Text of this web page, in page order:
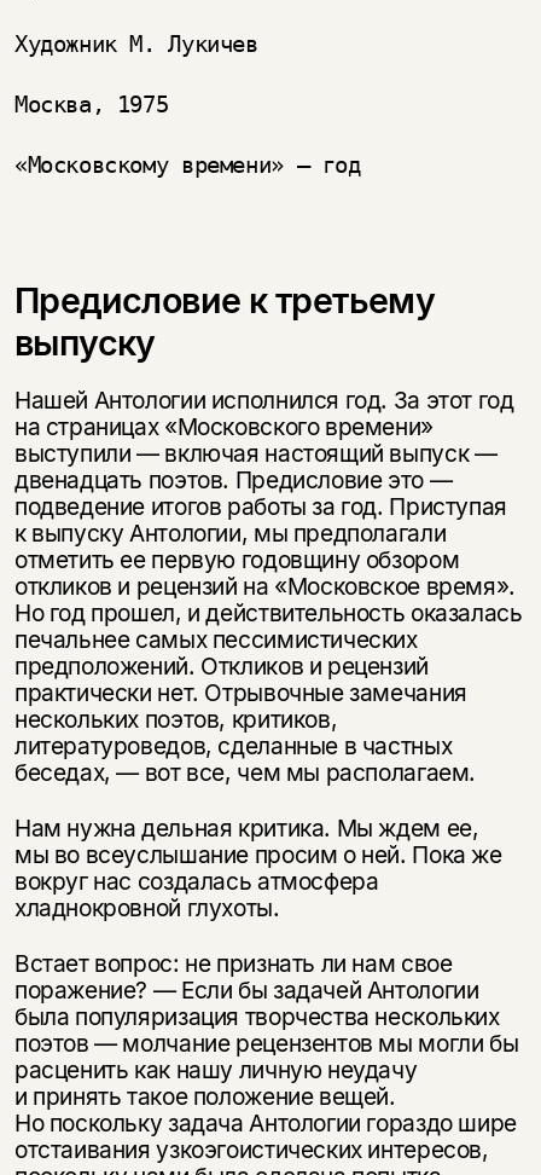
Художник М. Лукичев
Москва, 1975
«Московскому времени» — год
Предисловие к третьему
выпуску
Нашей Антологии исполнился год. За этот год
на страницах «Московского времени»
выступили — включая настоящий выпуск —
двенадцать поэтов. Предисловие это —
подведение итогов работы за год. Приступая
к выпуску Антологии, мы предполагали
отметить ее первую годовщину обзором
откликов и рецензий на «Московское время».
Но год прошел, и действительность оказалась
печальнее самых пессимистических
предположений. Откликов и рецензий
практически нет. Отрывочные замечания
нескольких поэтов, критиков,
литературоведов, сделанные в частных
беседах, — вот все, чем мы располагаем.
Нам нужна дельная критика. Мы ждем ее,
мы во всеуслышание просим о ней. Пока же
вокруг нас создалась атмосфера
хладнокровной глухоты.
Встает вопрос: не признать ли нам свое
поражение? — Если бы задачей Антологии
была популяризация творчества нескольких
поэтов — молчание рецензентов мы могли бы
расценить как нашу личную неудачу
и принять такое положение вещей.
Но поскольку задача Антологии гораздо шире
отстаивания узкоэгоистических интересов,
Подписка на рассылку
Раз в неделю мы отправляем рассылку
о книгах и событиях «НЛО».
За подписку дарим промокод на
скидку 15%
Я соглашаюсь сПолитикой конфиденциальности
подписаться
Этой книги временно
нет в продаже.
Вы можете подписаться на
уведомления, и при поступлении книги
на склад получить письмо на указанный
электронный адрес.
Я соглашаюсь сПолитикой конфиденциальности
подписаться
Эта книга
не предназначена для
несовершеннолетних
Скажите, пожалуйста,
вам уже исполнилось 18 лет?
да
нет, вернуться назад